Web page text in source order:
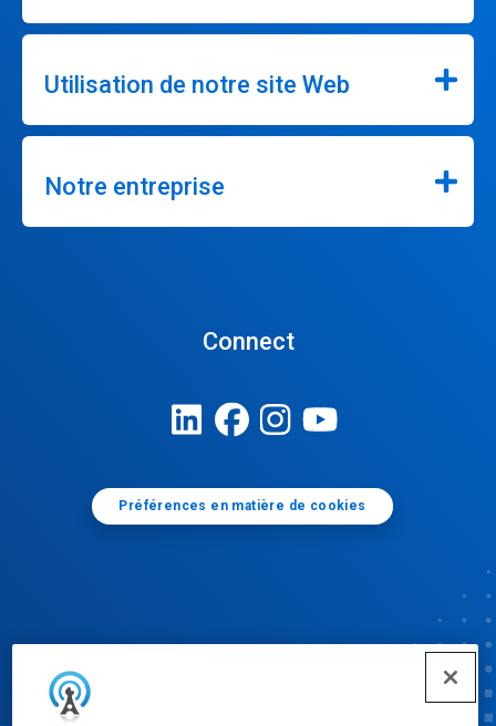
Utilisation de notre site Web
Notre entreprise
Connect
Préférences en matière de cookies